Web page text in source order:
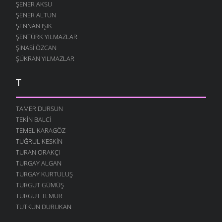
SANA KALMIŞ
2 AĞUSTOS 2007
MEFTUNUM BEN
28 TEMMUZ 2007
HIÇ
ÇIKACAKTIK YA
DUY SESIMI KARADENIZ
17 TEMMUZ 2007
ALDANMA SAKIN
6 TEMMUZ 2007
KAPTIRDIM SENI
4 TEMMUZ 2007
İKI YÜREK
28 HAZIRAN 2007
YÜREĞIM İŞGAL ALTINDA
ŞENER AKSU
ŞENER ALTUN
ŞENNAN IŞIK
ŞENTÜRK YILMAZLAR
ŞINASI ÖZCAN
ŞÜKRAN YILMAZLAR
T
TAMER DURSUN
TEKIN BALCI
TEMEL KARAGÖZ
TUĞRUL KESKIN
TURAN ORAKÇI
TURGAY ALGAN
TURGAY KURTULUŞ
TURGUT GÜMÜŞ
TURGUT TEMUR
TUTKUN DURUKAN